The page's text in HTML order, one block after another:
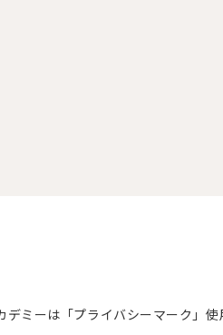
デミーは「プライバシーマーク」